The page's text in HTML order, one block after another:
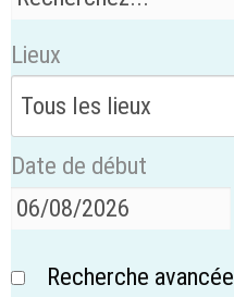
Lieux
Date de début
Recherche avancée